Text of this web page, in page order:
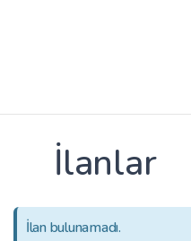
İlanlar
İlan bulunamadı.